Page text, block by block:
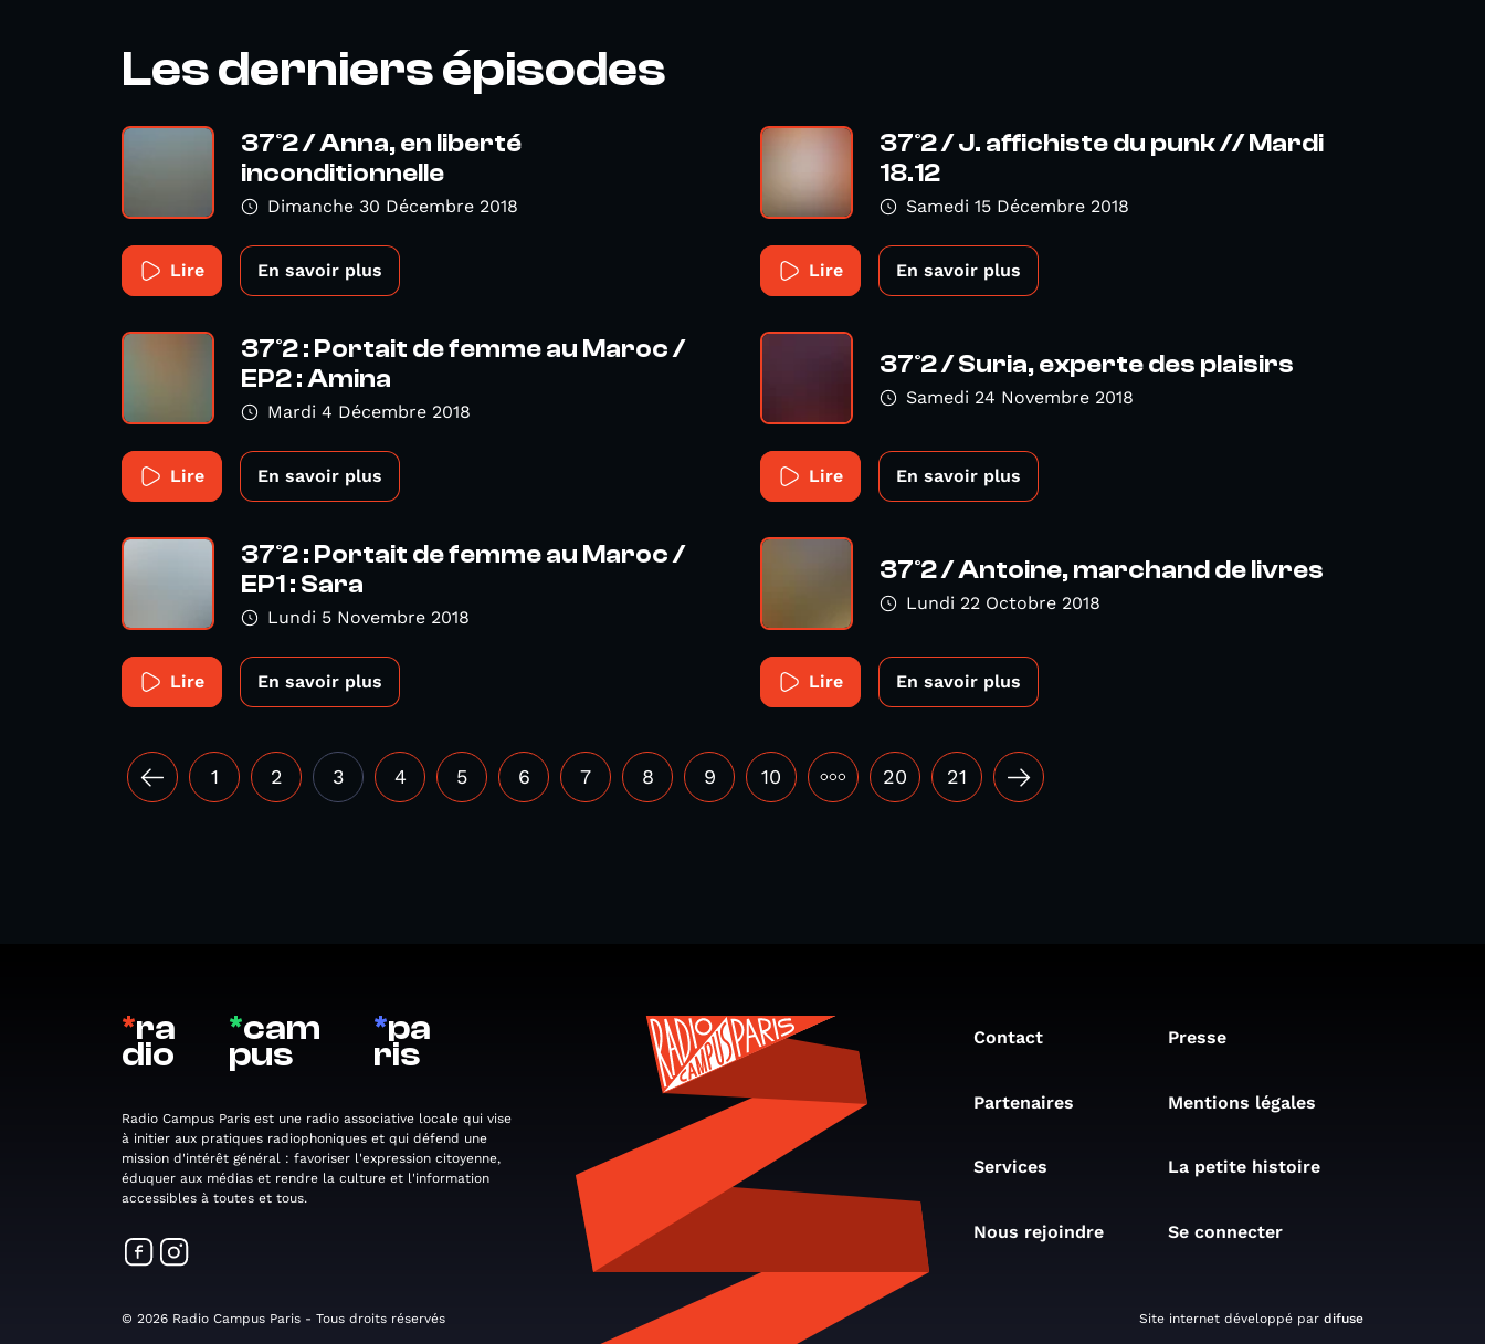
Les derniers épisodes
37°2 / Anna, en liberté
inconditionnelle
Dimanche 30 Décembre 2018
Lire En savoir plus
37°2 / J. affichiste du punk // Mardi
18.12
Samedi 15 Décembre 2018
Lire En savoir plus
37°2 : Portait de femme au Maroc /
EP2 : Amina
Mardi 4 Décembre 2018
Lire En savoir plus
37°2 / Suria, experte des plaisirs
Samedi 24 Novembre 2018
Lire En savoir plus
37°2 : Portait de femme au Maroc /
EP1 : Sara
Lundi 5 Novembre 2018
Lire En savoir plus
37°2 / Antoine, marchand de livres
Lundi 22 Octobre 2018
Lire En savoir plus
1 2 3 4 5 6 7 8 9 10 ••• 20 21
*ra
dio
*cam
pus
*pa
ris
Radio Campus Paris est une radio associative locale qui vise
à initier aux pratiques radiophoniques et qui défend une
mission d'intérêt général : favoriser l'expression citoyenne,
éduquer aux médias et rendre la culture et l'information
accessibles à toutes et tous.
Contact Presse
Partenaires Mentions légales
Services La petite histoire
Nous rejoindre Se connecter
© 2026 Radio Campus Paris - Tous droits réservés Site internet développé par difuse